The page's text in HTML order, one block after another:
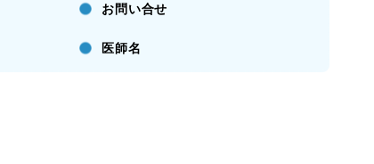
お問い合せ
医師名